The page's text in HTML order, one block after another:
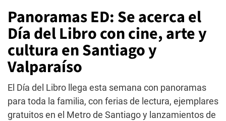
Panoramas ED: Se acerca el
Día del Libro con cine, arte y
cultura en Santiago y
Valparaíso
El Día del Libro llega esta semana con panoramas
para toda la familia, con ferias de lectura, ejemplares
gratuitos en el Metro de Santiago y lanzamientos de